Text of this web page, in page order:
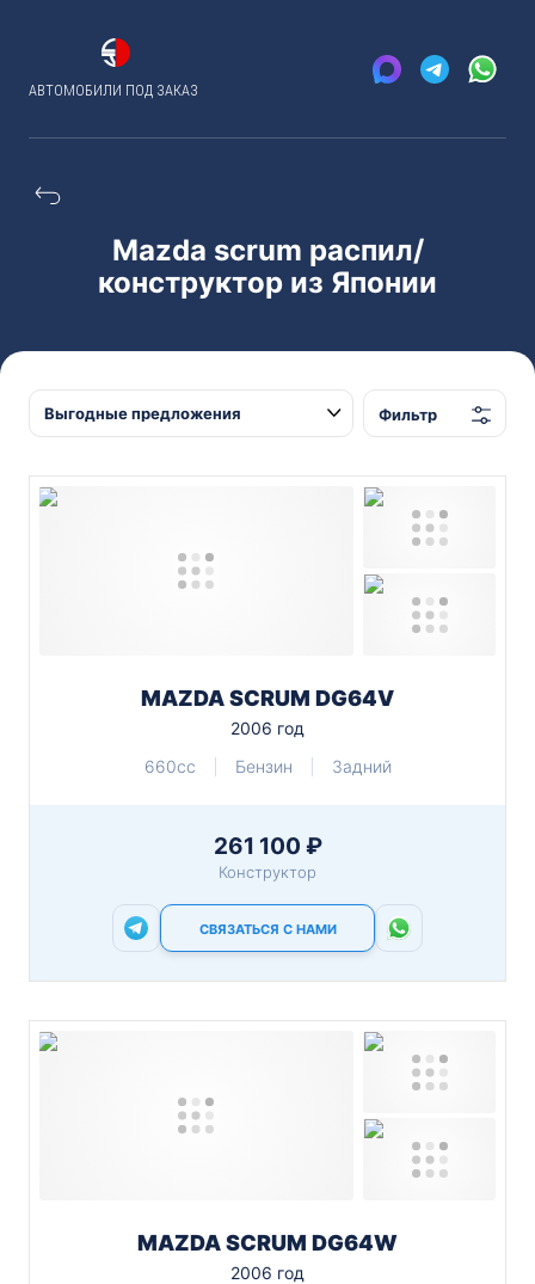
АВТОМОБИЛИ ПОД ЗАКАЗ
Mazda scrum распил/
конструктор из Японии
Фильтр
MAZDA SCRUM DG64V
2006 год
660cc
Бензин Задний
261 100 ₽
Конструктор
СВЯЗАТЬСЯ С НАМИ
MAZDA SCRUM DG64W
2006 год